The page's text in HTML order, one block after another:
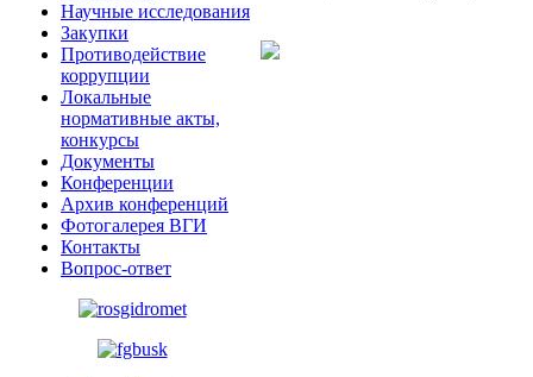
Научные исследования
Закупки
Противодействие
коррупции
Локальные
нормативные акты,
конкурсы
Документы
Конференции
Архив конференций
Фотогалерея ВГИ
Контакты
Вопрос-ответ